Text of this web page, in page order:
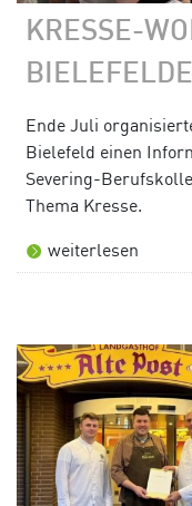
KRESSE-
Ende Juli
Bielefeld einen
Severing-
Thema Kresse.
weiterlesen